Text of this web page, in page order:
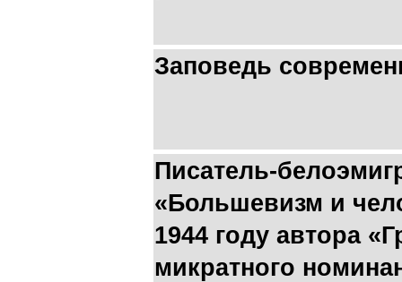
Заповедь
Писатель-
«Большевизм и
1944 году автора
микратного